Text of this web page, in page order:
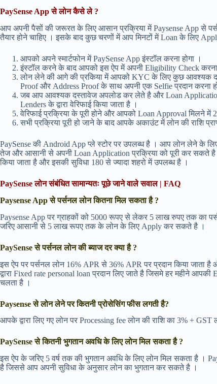
PaySense App से लोन कैसे ले ?
आप अपनी पैसों की जरूरत के लिए आसान प्रक्रिया में Paysense App से
तैयार होने चाहिए । इसके बाद कुछ चरणों में आप मिनटों में Loan के लिए
आपको अपने स्मार्टफोन में PaySense App इंस्टॉल करना होगा ।
इंस्टॉल करने के बाद आपको इस ऐप में अपनी Eligibility Check करना
लोन लेने की आगे की प्रकिया में आपको KYC के लिए कुछ आवश्यक
Proof और Address Proof के साथ अपनी एक Selfie प्रदान करना
जब आप आवश्यक दस्तावेज अपलोड कर लेते है और Loan Application
Lenders के द्वारा वेरिफाई किया जाता है ।
वेरिफाई प्रक्रिया के पूरी होने और आपको Loan Approval मिलने
सभी प्रक्रिया पूरी हो जाने के बाद आपके अकाउंट में लोन की राशि
PaySense की Android App प्ले स्टोर पर उपलब्ध है । आप लोन लेने के
तेज और आसानी से अपनी Loan Application प्रक्रिया को पूरी कर सकते है ।
किया जाता है और इसकी सुविधा 180 से ज्यादा शहरो में उपलब्ध है ।
PaySense लोन संबंधित सामान्यतः पूछे जाने वाले सवाल | FAQ
Paysense App से पर्सनल लोन कितना मिल सकता है ?
Paysense App पर ग्राहकों को 5000 रूपए से लेकर 5 लाख रुपए तक का
जरिए आसानी से 5 लाख रूपए तक के लोन के लिए Apply कर सकते है ।
PaySense से पर्सनल लोन की ब्याज दर क्या है ?
इस ऐप पर पर्सनल लोन 16% APR से 36% APR पर प्रदान किया जाता
द्वारा Fixed rate personal loan प्रदान लिए जाते है जिसमे हर महीने
चलता है ।
Paysense से लोन लेने पर कितनी प्रोसेसिंग फीस लगती है?
आपके द्वारा लिए गए लोन पर Processing fee लोन की राशि का 3% + GST
PaySense से कितनी भुगतान अवधि के लिए लोन मिल सकता है ?
इस ऐप के जरिए 5 वर्ष तक की भुगतान अवधि के लिए लोन मिल सकता है ।
है जिससे आप अपनी सुविधा के अनुसार लोन का भुगतान कर सकते है ।